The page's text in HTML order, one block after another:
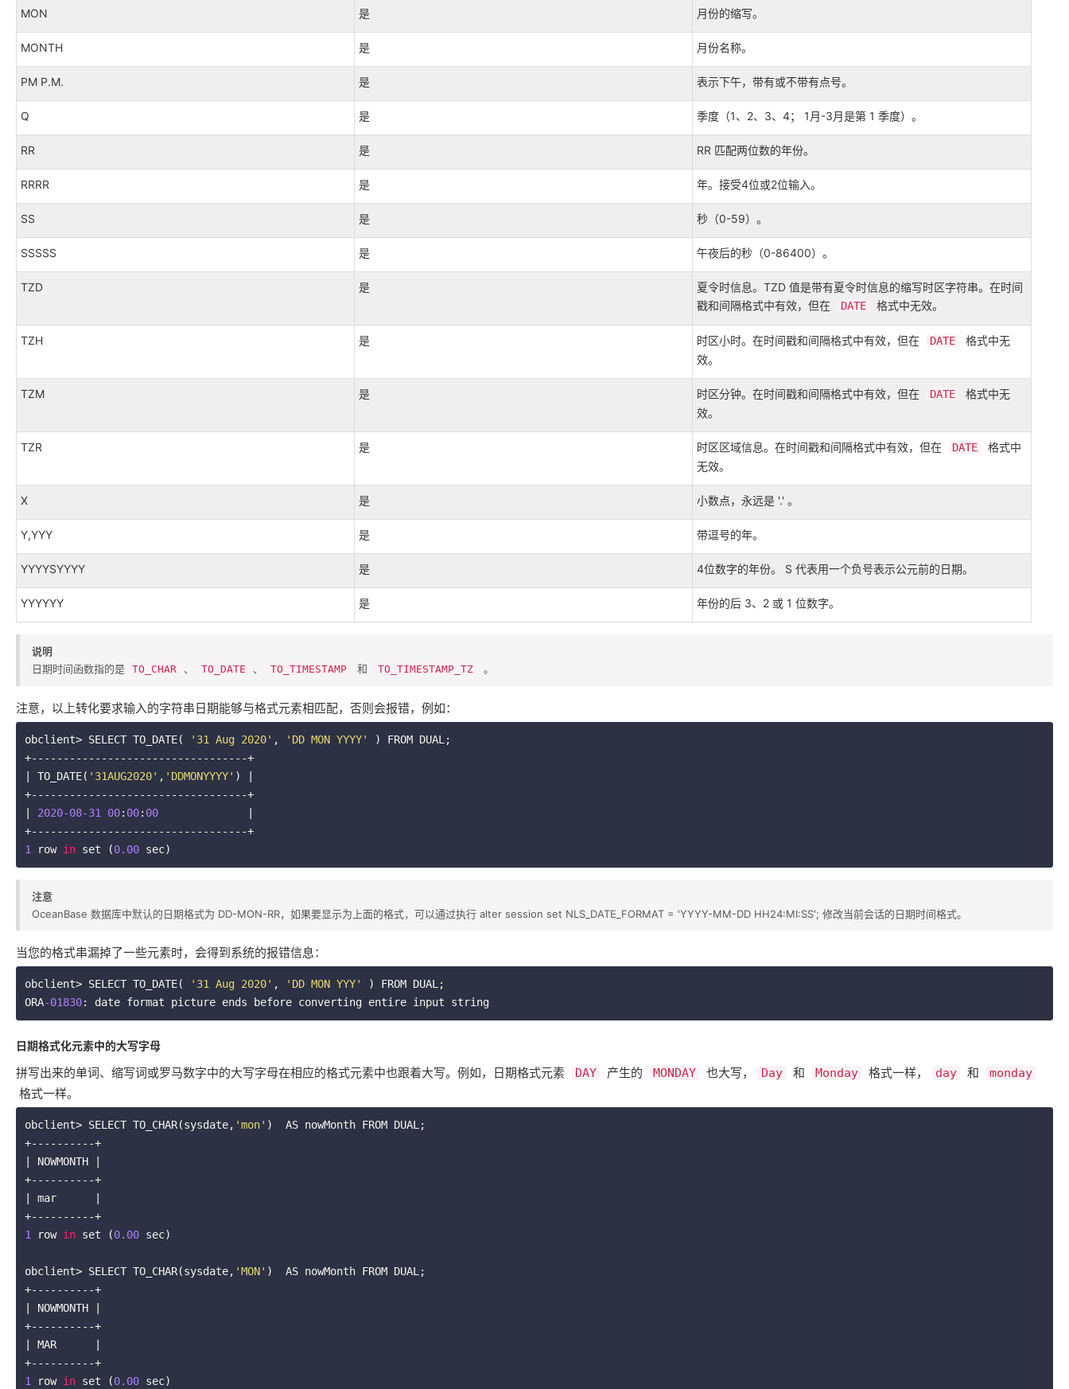
MON 是 月份的缩写。
MONTH 是 月份名称。
PM P.M. 是 表示下午，带有或不带有点号。
Q 是 季度（1、2、3、4； 1月-3月是第 1 季度）。
RR 是 RR 匹配两位数的年份。
RRRR 是 年。接受4位或2位输入。
SS 是 秒（0-59）。
SSSSS 是 午夜后的秒（0-86400）。
TZD 是
夏令时信息。TZD 值是带有夏令时信息的缩写时区字符串。在时间
戳和间隔格式中有效，但在
DATE 格式中无效。
TZH 是 时区小时。在时间戳和间隔格式中有效，但在 DATE
格式中无
效。
TZM 是 时区分钟。在时间戳和间隔格式中有效，但在 DATE
格式中无
效。
TZR 是 时区区域信息。在时间戳和间隔格式中有效，但在 DATE
格式中
无效。
X 是 小数点，永远是 '.' 。
Y,YYY 是 带逗号的年。
YYYYSYYYY 是 4位数字的年份。 S 代表用一个负号表示公元前的日期。
YYYYYY 是 年份的后 3、2 或 1 位数字。
说明
日期时间函数指的是​ TO_CHAR ​、​ TO_DATE ​、​ TO_TIMESTAMP ​ 和 ​ TO_TIMESTAMP_TZ ​ 。
注意，以上转化要求输入的字符串日期能够与格式元素相匹配，否则会报错，例如：
obclient> SELECT TO_DATE( '31 Aug 2020' , 'DD MON YYYY'
) FROM DUAL;
+----------------------------------+
| TO_DATE( '31AUG2020' , 'DDMONYYYY' ) |
+----------------------------------+
2020-08-31 00: 00: 00
1
row in set (0.00 sec)
注意
OceanBase 数据库中默认的日期格式为 DD-MON-RR，如果要显示为上面的格式，可以通过执行 alter session set NLS_DATE_FORMAT = 'YYYY-MM-DD HH24:MI:SS'; 修改当前会话的日期时间格式。
当您的格式串漏掉了一些元素时，会得到系统的报错信息：
obclient> SELECT TO_DATE( '31 Aug 2020' , 'DD MON YYY'
) FROM DUAL;
ORA-01830: date format picture ends before converting entire input string
日期格式化元素中的大写字母
拼写出来的单词、缩写词或罗马数字中的大写字母在相应的格式元素中也跟着大写。例如，日期格式元素 ​ DAY ​ 产生的 ​ MONDAY ​ 也大写，​ Day ​ 和 ​ Monday ​ 格式一样，​ day ​ 和 ​ monday
格式一样。
obclient> SELECT TO_CHAR(sysdate, 'mon' )  AS nowMonth FROM DUAL;
+----------+
| NOWMONTH |
+----------+
| mar      |
1
row in set (0.00 sec)
obclient> SELECT TO_CHAR(sysdate, 'MON' )  AS nowMonth FROM DUAL;
+----------+
| NOWMONTH |
+----------+
| MAR      |
1
row in set (0.00 sec)